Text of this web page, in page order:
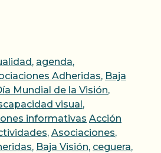
, agenda,
Adheridas, Baja
Mundial de la Visión,
visual,
informativas Etiquetas
Acción
, Asociaciones,
, Baja Visión, ceguera,